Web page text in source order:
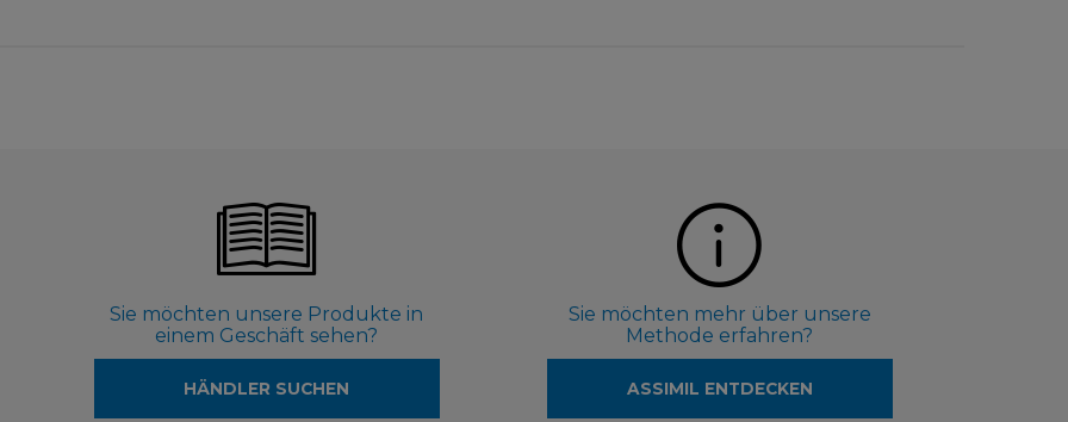
Sie möchten unsere Produkte in
einem Geschäft sehen?
HÄNDLER SUCHEN
Sie möchten mehr über unsere
Methode erfahren?
ASSIMIL ENTDECKEN